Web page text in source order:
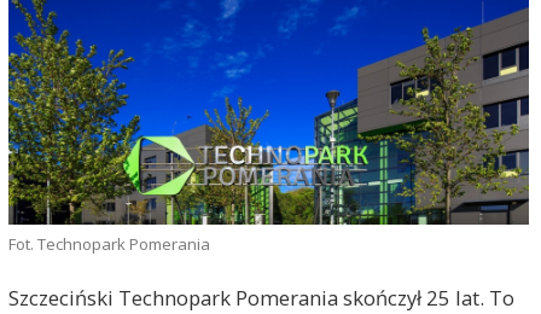
Fot. Technopark Pomerania
Szczeciński Technopark Pomerania skończył 25 lat. To